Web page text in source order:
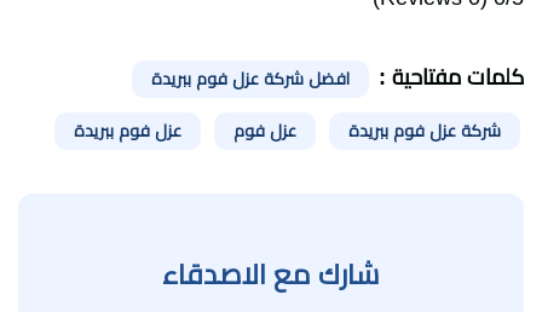
كلمات مفتاحية : افضل شركة عزل فوم ببريدة
شركة عزل فوم ببريدة عزل فوم عزل فوم ببريدة
شارك مع الاصدقاء